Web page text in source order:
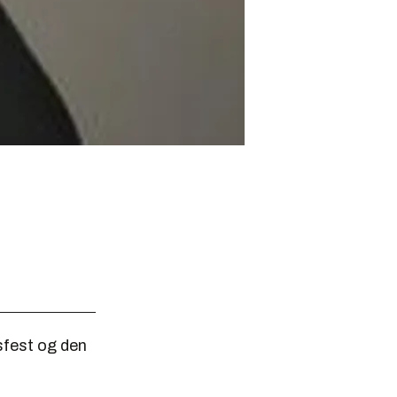
og den